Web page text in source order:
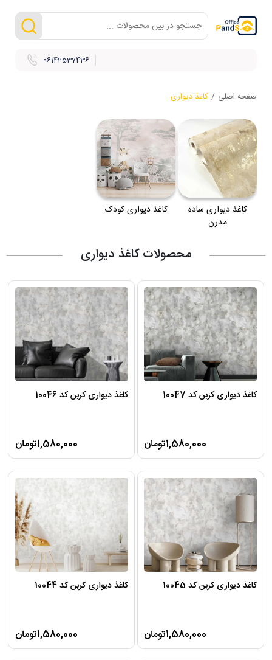
06142537436
صفحه اصلی / کاغذ دیواری
کاغذ دیواری ساده
مدرن
کاغذ دیواری کودک
محصولات کاغذ دیواری
کاغذ دیواری کربن کد 10047
1,580,000تومان
کاغذ دیواری کربن کد 10046
1,580,000تومان
کاغذ دیواری کربن کد 10045
1,580,000تومان
کاغذ دیواری کربن کد 10044
1,580,000تومان